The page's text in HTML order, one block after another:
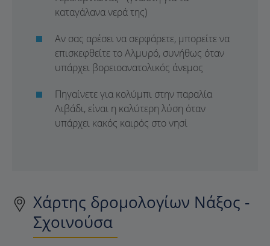
καταγάλανα νερά της)
Αν σας αρέσει να σερφάρετε, μπορείτε να
επισκεφθείτε το Αλμυρό, συνήθως όταν
υπάρχει βορειοανατολικός άνεμος
Πηγαίνετε για κολύμπι στην παραλία
Λιβάδι, είναι η καλύτερη λύση όταν
υπάρχει κακός καιρός στο νησί
Χάρτης δρομολογίων Νάξος -
Σχοινούσα